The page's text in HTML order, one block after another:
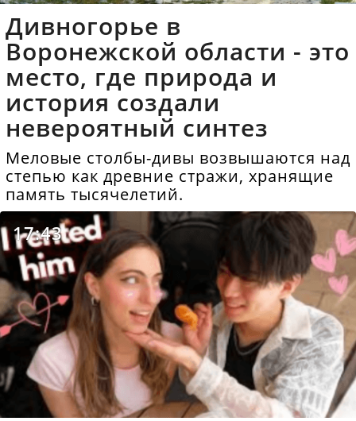
Дивногорье в
Воронежской области - это
место, где природа и
история создали
невероятный синтез
Меловые столбы-дивы возвышаются над
степью как древние стражи, хранящие
память тысячелетий.
17:43